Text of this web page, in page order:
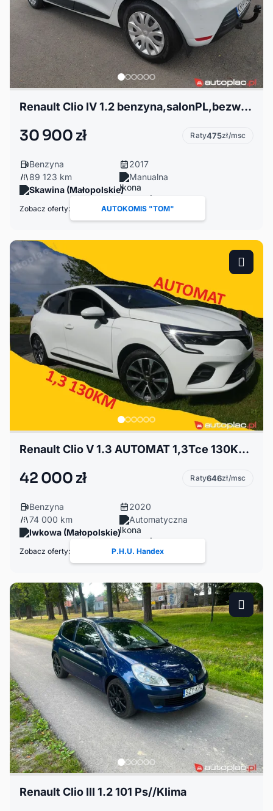
Renault Clio IV 1.2 benzyna,salonPL,bezwypadkowy,niski przebieg,I właścic
30 900 zł Raty475zł/msc
Benzyna
2017
89 123 km
Manualna
Skawina (Małopolskie)
Zobacz oferty: AUTOKOMIS "TOM"
Renault Clio V 1.3 AUTOMAT 1,3Tce 130KM 74tys km Dobrze wyposażone
42 000 zł Raty646zł/msc
Benzyna
2020
74 000 km
Automatyczna
Iwkowa (Małopolskie)
Zobacz oferty: P.H.U. Handex
Renault Clio III 1.2 101 Ps//Klima